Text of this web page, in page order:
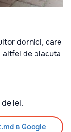
dornici, care
altfel de placuta
lei.
в Google